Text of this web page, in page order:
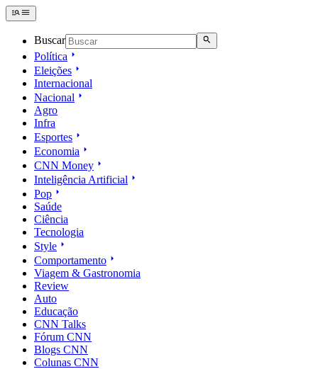
Buscar
Política
Eleições
Internacional
Nacional
Agro
Infra
Esportes
Economia
CNN Money
Inteligência Artificial
Pop
Saúde
Ciência
Tecnologia
Style
Comportamento
Viagem & Gastronomia
Review
Auto
Educação
CNN Talks
Fórum CNN
Blogs CNN
Colunas CNN